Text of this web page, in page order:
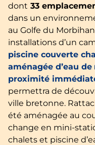
dont 33
dans un
au Golfe du
installations d’un
piscine couverte
aménagée d’eau de
proximité
permettra de
ville bretonne.
été aménagée au
change en mini-
chalets et piscine